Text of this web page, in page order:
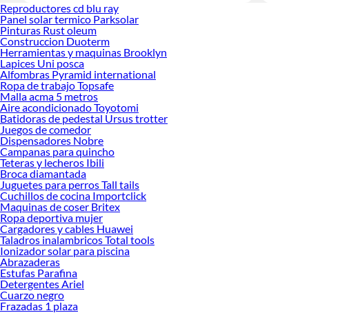
Reproductores cd blu ray
Panel solar termico Parksolar
Pinturas Rust oleum
Construccion Duoterm
Herramientas y maquinas Brooklyn
Lapices Uni posca
Alfombras Pyramid international
Ropa de trabajo Topsafe
Malla acma 5 metros
Aire acondicionado Toyotomi
Batidoras de pedestal Ursus trotter
Juegos de comedor
Dispensadores Nobre
Campanas para quincho
Teteras y lecheros Ibili
Broca diamantada
Juguetes para perros Tall tails
Cuchillos de cocina Importclick
Maquinas de coser Britex
Ropa deportiva mujer
Cargadores y cables Huawei
Taladros inalambricos Total tools
Ionizador solar para piscina
Abrazaderas
Estufas Parafina
Detergentes Ariel
Cuarzo negro
Frazadas 1 plaza